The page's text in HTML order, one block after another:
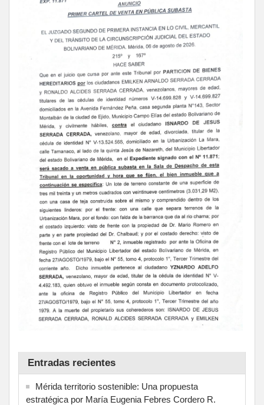
Entradas recientes
Mérida territorio sostenible: Una propuesta
estratégica por María Eugenia Febres Cordero R.